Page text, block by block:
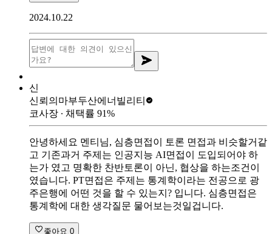
2024.10.22
신
신뢰의마부두산에너빌리티
코사장 ∙ 채택률 91%
안녕하세요 멘티님, 심층면접이 토론 면접과 비슷할거같
고 기존과거 주제는 인공지능 AI면접이 도입되어야 하
는가 였고 명확한 찬반토론이 아닌, 협상을 하는조건이
였습니다. PT면접은 주제는 통계학이라는 전공으로 광
주은행에 어떤 것을 할 수 있는지? 입니다. 심층면접은
통계학에 대한 생각질문 물어보는것일겁니다.
좋아요 0